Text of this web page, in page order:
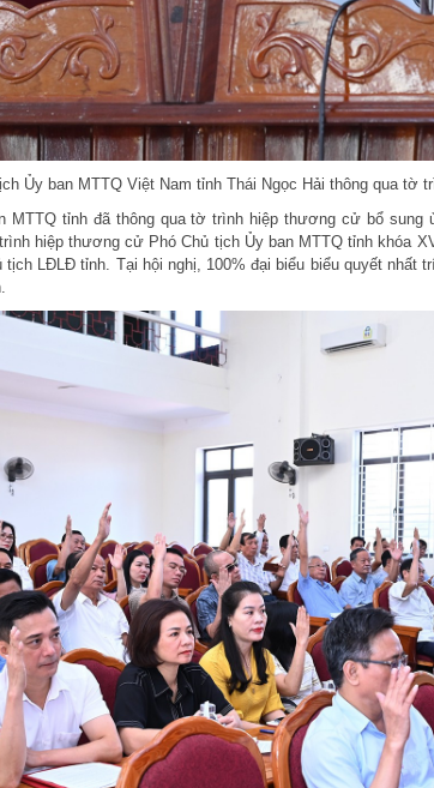
Ủy ban MTTQ Việt Nam tỉnh Thái Ngọc Hải thông qua tờ
MTTQ tỉnh đã thông qua tờ trình hiệp thương cử bổ sung
hiệp thương cử Phó Chủ tịch Ủy ban MTTQ tỉnh khóa
tịch LĐLĐ tỉnh. Tại hội nghị, 100% đại biểu biểu quyết